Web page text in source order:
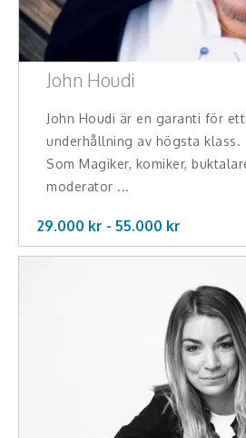
John Houdi
John Houdi är en garanti för
underhållning av högsta klass.
Som Magiker, komiker,
moderator ...
29.000 kr - 55.000 kr